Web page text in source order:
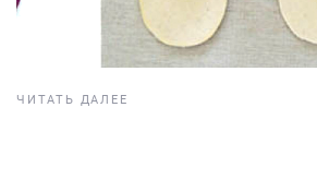
ЧИТАТЬ ДАЛЕЕ